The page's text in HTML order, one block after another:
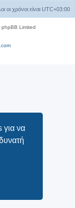
για να
οι χρόνοι είναι UTC+03:00
Limited